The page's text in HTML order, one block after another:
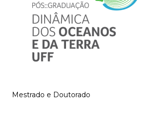
Mestrado e Doutorado